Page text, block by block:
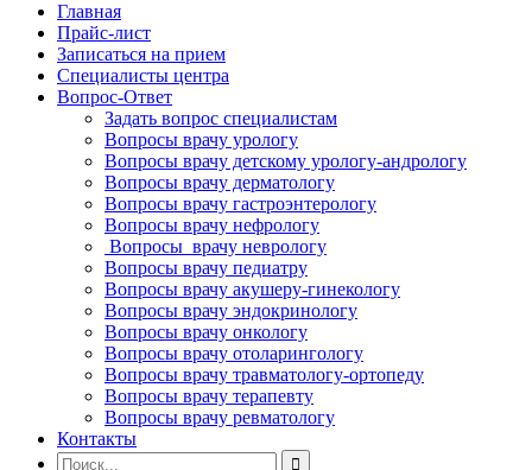
Главная
Прайс-лист
Записаться на прием
Специалисты центра
Вопрос-Ответ
Задать вопрос специалистам
Вопросы врачу урологу
Вопросы врачу детскому урологу-андрологу
Вопросы врачу дерматологу
Вопросы врачу гастроэнтерологу
Вопросы врачу нефрологу
Вопросы врачу неврологу
Вопросы врачу педиатру
Вопросы врачу акушеру-гинекологу
Вопросы врачу эндокринологу
Вопросы врачу онкологу
Вопросы врачу отоларингологу
Вопросы врачу травматологу-ортопеду
Вопросы врачу терапевту
Вопросы врачу ревматологу
Контакты